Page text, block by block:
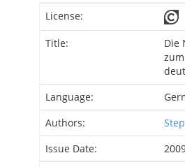
License:
Title:
Die
Language:
Authors:
Issue Date: